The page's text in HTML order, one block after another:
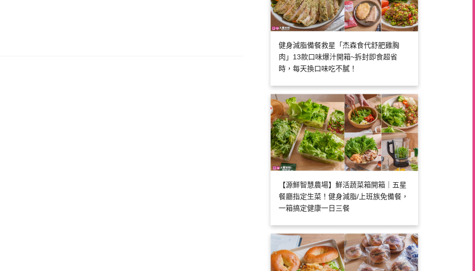
健身減脂備餐救星「杰森食代舒肥雞胸
肉」13款口味爆汁開箱~拆封即食超省
時，每天換口味吃不膩！
【源鮮智慧農場】鮮活蔬菜箱開箱｜五星
餐廳指定生菜！健身減脂/上班族免備餐，
一箱搞定健康一日三餐